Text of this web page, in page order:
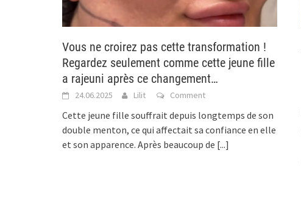
Vous ne croirez pas cette transformation !
Regardez seulement comme cette jeune fille
a rajeuni après ce changement…
24.06.2025 Lilit Comment
Cette jeune fille souffrait depuis longtemps de son
double menton, ce qui affectait sa confiance en elle
et son apparence. Après beaucoup de [...]